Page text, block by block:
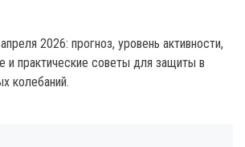
2026: прогноз, уровень активности,
и практические советы для защиты в
колебаний.